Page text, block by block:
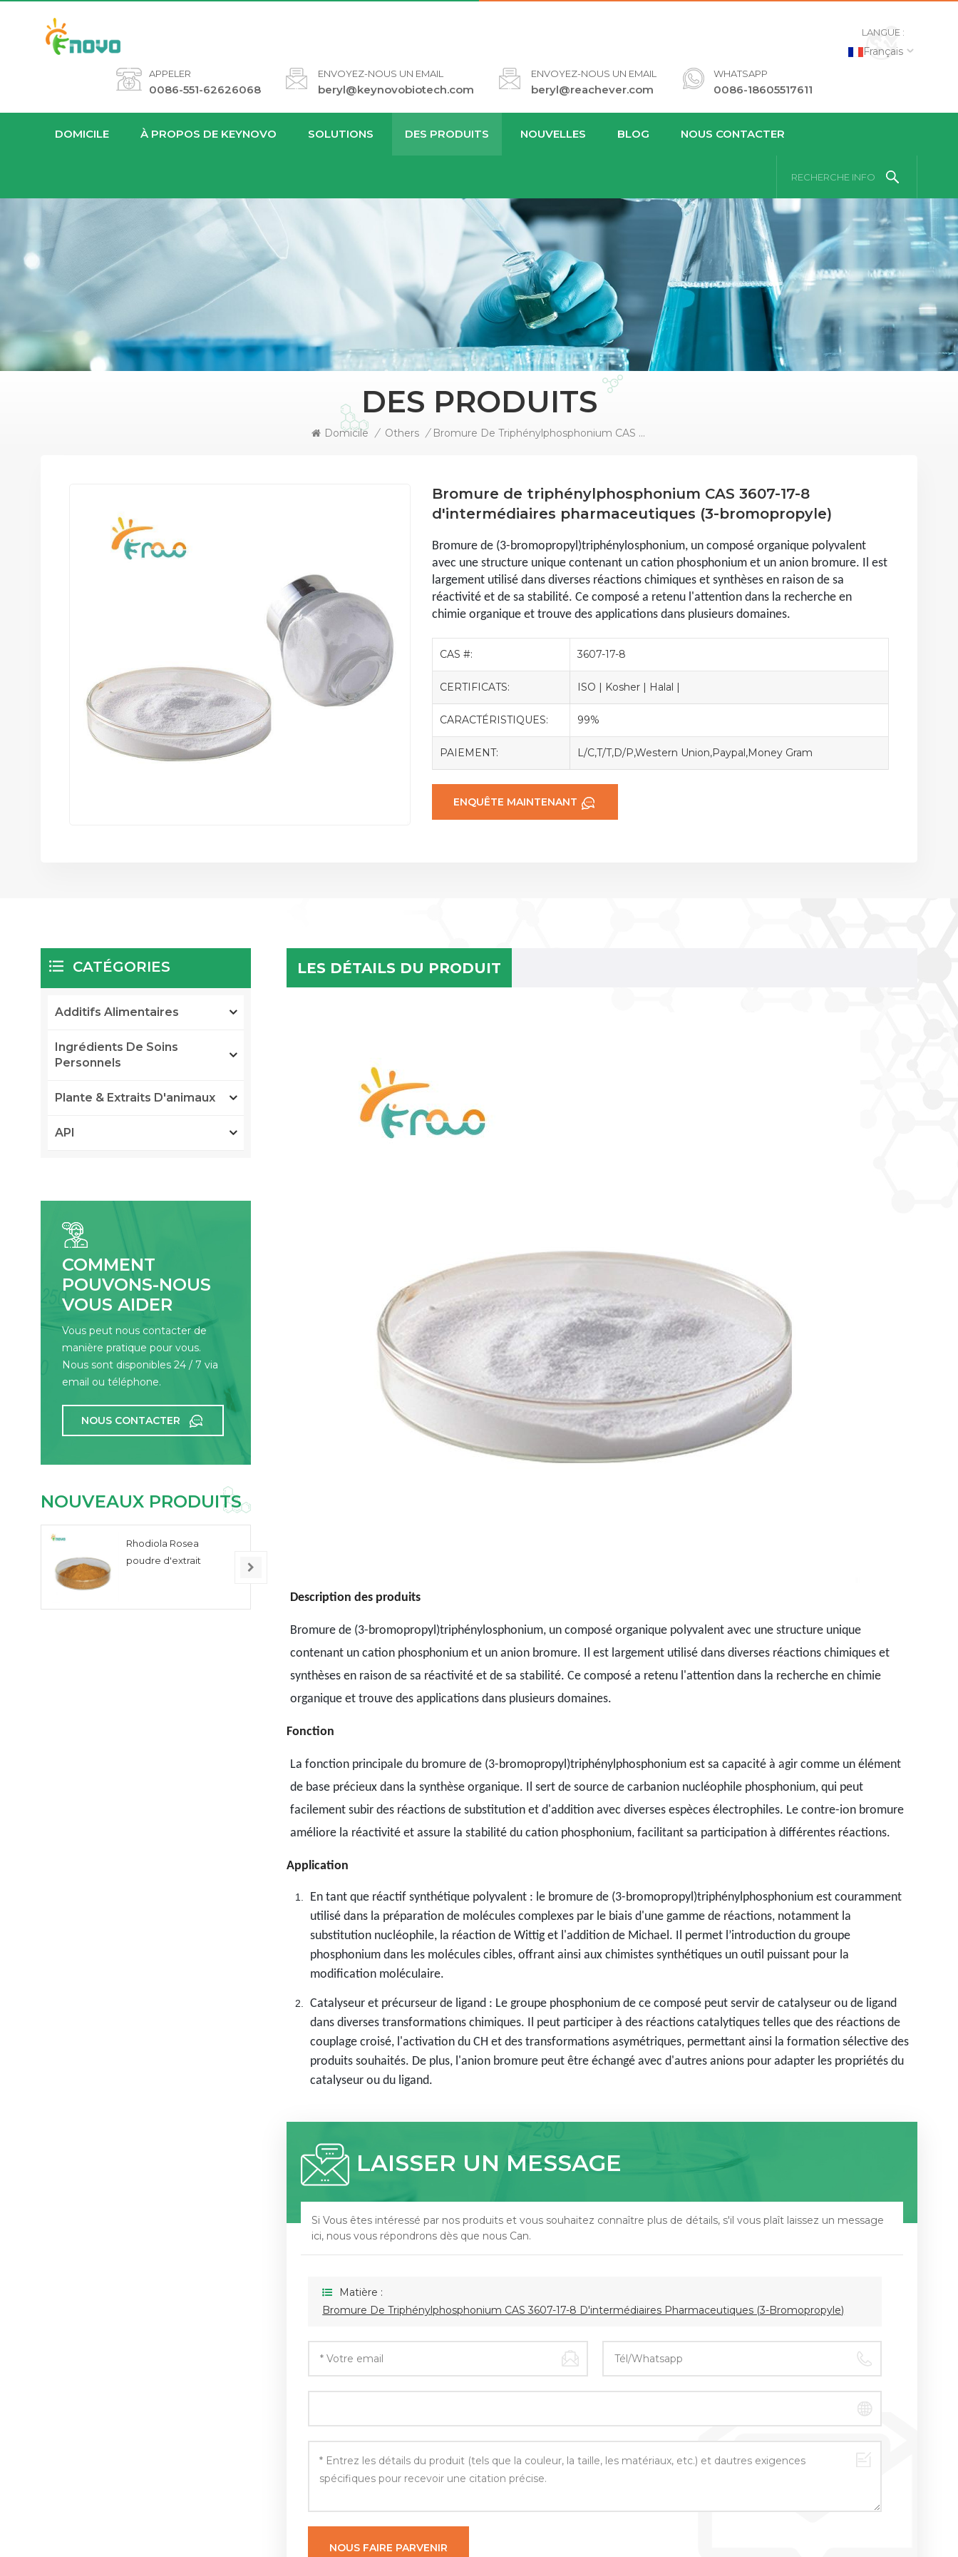
LANGUE :
Français
APPELER
0086-551-62626068
ENVOYEZ-NOUS UN EMAIL
beryl@keynovobiotech.com
ENVOYEZ-NOUS UN EMAIL
beryl@reachever.com
WHATSAPP
0086-18605517611
DOMICILE À PROPOS DE KEYNOVO SOLUTIONS DES PRODUITS NOUVELLES BLOG NOUS CONTACTER
RECHERCHE INFO
DES PRODUITS
Domicile / Others / Bromure De Triphénylphosphonium CAS 3607-17-8 D'intermédiaires Pharmaceutiques (3-Bromopropyle)
Bromure de triphénylphosphonium CAS 3607-17-8
d'intermédiaires pharmaceutiques (3-bromopropyle)
Bromure de (3-bromopropyl)triphénylosphonium, un composé organique polyvalent
avec une structure unique contenant un cation phosphonium et un anion bromure. Il est
largement utilisé dans diverses réactions chimiques et synthèses en raison de sa
réactivité et de sa stabilité. Ce composé a retenu l'attention dans la recherche en
chimie organique et trouve des applications dans plusieurs domaines.
CAS #: 3607-17-8
CERTIFICATS: ISO | Kosher | Halal |
CARACTÉRISTIQUES: 99%
PAIEMENT: L/C,T/T,D/P,Western Union,Paypal,Money Gram
ENQUÊTE MAINTENANT
LES DÉTAILS DU PRODUIT
Description des produits
Bromure de (3-bromopropyl)triphénylosphonium, un composé organique polyvalent avec une structure unique
contenant un cation phosphonium et un anion bromure. Il est largement utilisé dans diverses réactions chimiques et
synthèses en raison de sa réactivité et de sa stabilité. Ce composé a retenu l'attention dans la recherche en chimie
organique et trouve des applications dans plusieurs domaines.
Fonction
La fonction principale du bromure de (3-bromopropyl)triphénylphosphonium est sa capacité à agir comme un élément
de base précieux dans la synthèse organique. Il sert de source de carbanion nucléophile phosphonium, qui peut
facilement subir des réactions de substitution et d'addition avec diverses espèces électrophiles. Le contre-ion bromure
améliore la réactivité et assure la stabilité du cation phosphonium, facilitant sa participation à différentes réactions.
Application
En tant que réactif synthétique polyvalent : le bromure de (3-bromopropyl)triphénylphosphonium est couramment
utilisé dans la préparation de molécules complexes par le biais d'une gamme de réactions, notamment la
substitution nucléophile, la réaction de Wittig et l'addition de Michael. Il permet l’introduction du groupe
phosphonium dans les molécules cibles, offrant ainsi aux chimistes synthétiques un outil puissant pour la
modification moléculaire.
Catalyseur et précurseur de ligand : Le groupe phosphonium de ce composé peut servir de catalyseur ou de ligand
dans diverses transformations chimiques. Il peut participer à des réactions catalytiques telles que des réactions de
couplage croisé, l'activation du CH et des transformations asymétriques, permettant ainsi la formation sélective des
produits souhaités. De plus, l'anion bromure peut être échangé avec d'autres anions pour adapter les propriétés du
catalyseur ou du ligand.
LAISSER UN MESSAGE
Si Vous êtes intéressé par nos produits et vous souhaitez connaître plus de détails, s'il vous plaît laissez un message
ici, nous vous répondrons dès que nous Can.
Matière :
Bromure De Triphénylphosphonium CAS 3607-17-8 D'intermédiaires Pharmaceutiques (3-Bromopropyle)
CATÉGORIES
Additifs Alimentaires
Ingrédients De Soins
Personnels
Plante & Extraits D'animaux
API
COMMENT
POUVONS-NOUS
VOUS AIDER
Vous peut nous contacter de
manière pratique pour vous.
Nous sont disponibles 24 / 7 via
email ou téléphone.
NOUS CONTACTER
NOUVEAUX PRODUITS
Rhodiola Rosea
poudre d'extrait